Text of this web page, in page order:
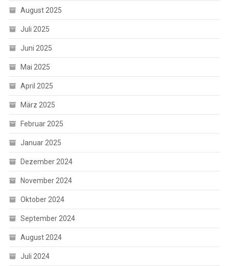
August 2025
Juli 2025
Juni 2025
Mai 2025
April 2025
März 2025
Februar 2025
Januar 2025
Dezember 2024
November 2024
Oktober 2024
September 2024
August 2024
Juli 2024